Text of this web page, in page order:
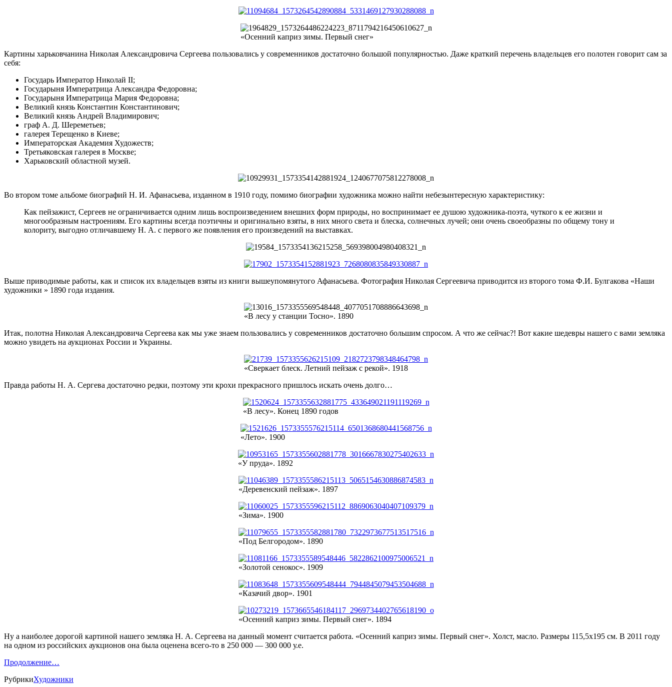
«Осенний каприз зимы. Первый снег»
Картины харьковчанина Николая Александровича Сергеева пользовались у современников достаточно большой популярностью. Даже краткий перечень владельцев его полотен говорит сам за
себя:
Государь Император Николай II;
Государыня Императрица Александра Федоровна;
Государыня Императрица Мария Федоровна;
Великий князь Константин Константинович;
Великий князь Андрей Владимирович;
граф А. Д. Шереметьев;
галерея Терещенко в Киеве;
Императорская Академия Художеств;
Третьяковская галерея в Москве;
Харьковский областной музей.
Во втором томе альбоме биографий Н. И. Афанасьева, изданном в 1910 году, помимо биографии художника можно найти небезынтересную характеристику:
Как пейзажист, Сергеев не ограничивается одним лишь воспроизведением внешних форм природы, но воспринимает ее душою художника-поэта, чуткого к ее жизни и
многообразным настроениям. Его картины всегда поэтичны и оригинально взяты, в них много света и блеска, солнечных лучей; они очень своеобразны по общему тону и
колориту, выгодно отличавшему Н. А. с первого же появления его произведений на выставках.
Выше приводимые работы, как и список их владельцев взяты из книги вышеупомянутого Афанасьева. Фотография Николая Сергеевича приводится из второго тома Ф.И. Булгакова «Наши
художники » 1890 года издания.
«В лесу у станции Тосно». 1890
Итак, полотна Николая Александровича Сергеева как мы уже знаем пользовались у современников достаточно большим спросом. А что же сейчас?! Вот какие шедевры нашего с вами земляка
можно увидеть на аукционах России и Украины.
«Сверкает блеск. Летний пейзаж с рекой». 1918
Правда работы Н. А. Сергева достаточно редки, поэтому эти крохи прекрасного пришлось искать очень долго…
«В лесу». Конец 1890 годов
«Лето». 1900
«У пруда». 1892
«Деревенский пейзаж». 1897
«Зима». 1900
«Под Белгородом». 1890
«Золотой сенокос». 1909
«Казачий двор». 1901
«Осенний каприз зимы. Первый снег». 1894
Ну а наиболее дорогой картиной нашего земляка Н. А. Сергеева на данный момент считается работа. «Осенний каприз зимы. Первый снег». Холст, масло. Размеры 115,5х195 см. В 2011 году
на одном из российских аукционов она была оценена всего-то в 250 000 — 300 000 у.е.
Продолжение…
РубрикиХудожники